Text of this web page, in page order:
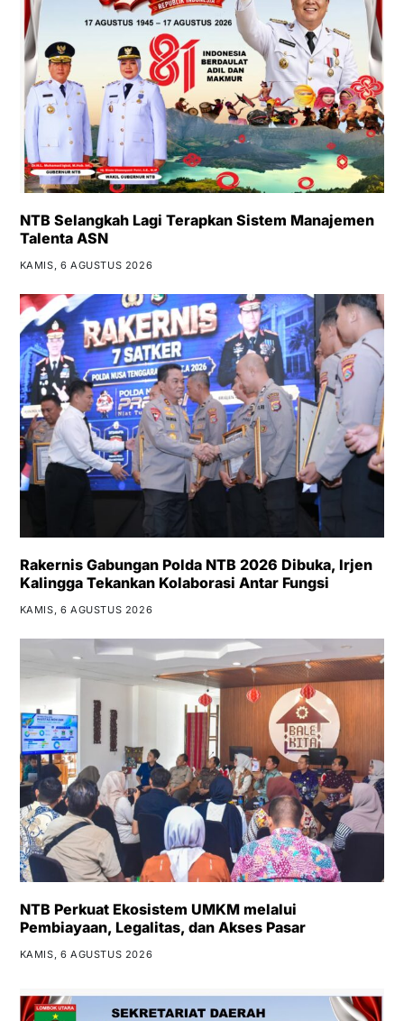
NTB Selangkah Lagi Terapkan Sistem Manajemen
Talenta ASN
KAMIS, 6 AGUSTUS 2026
Rakernis Gabungan Polda NTB 2026 Dibuka, Irjen
Kalingga Tekankan Kolaborasi Antar Fungsi
KAMIS, 6 AGUSTUS 2026
NTB Perkuat Ekosistem UMKM melalui
Pembiayaan, Legalitas, dan Akses Pasar
KAMIS, 6 AGUSTUS 2026